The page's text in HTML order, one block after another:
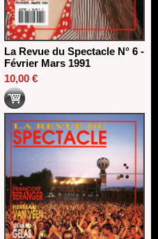
La Revue du Spectacle N° 6 -
Février Mars 1991
10,00 €